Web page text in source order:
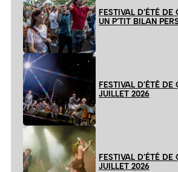
FESTIVAL D’ÉTÉ
UN P’TIT BILAN
FESTIVAL D’ÉTÉ DE
JUILLET 2026
FESTIVAL D’ÉTÉ DE
JUILLET 2026